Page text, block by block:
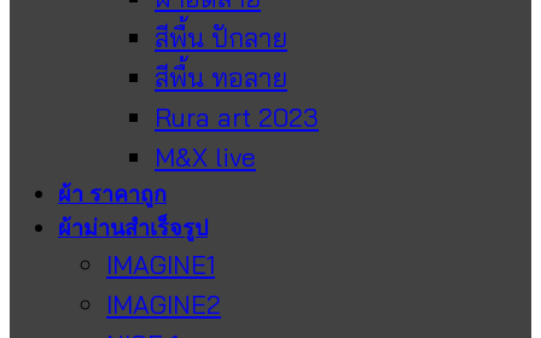
สีพื้น ปักลาย
สีพื้น ทอลาย
Rura art 2023
M&X live
ผ้า ราคาถูก
ผ้าม่านสำเร็จรูป
IMAGINE1
IMAGINE2